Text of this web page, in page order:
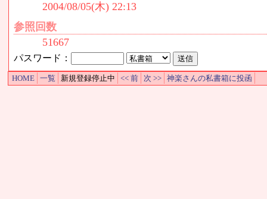
2004/08/05(木) 22:13
参照回数
51667
パスワード：
HOME 一覧 新規登録停止中 << 前 次 >> 神楽さんの私書箱に投函